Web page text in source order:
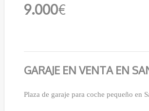
9.000€
GARAJE EN VENTA EN
Plaza de garaje para coche pequeño en